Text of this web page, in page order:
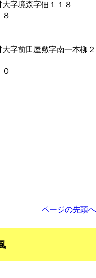
字境森字佃１１８
字前田屋敷字南一本柳２
ページの先頭へ